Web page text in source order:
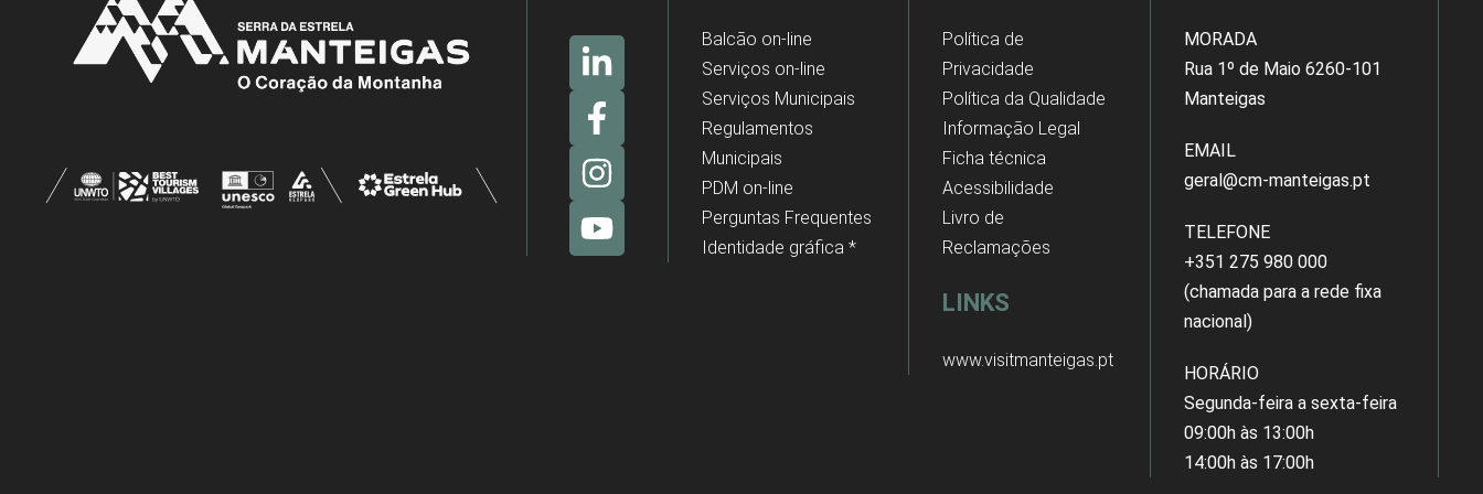
Balcão on-line
Serviços on-line
Serviços Municipais
Regulamentos
Municipais
PDM on-line
Perguntas Frequentes
Identidade gráfica *
Política de
Privacidade
Política da Qualidade
Informação Legal
Ficha técnica
Acessibilidade
Livro de
Reclamações
LINKS
www.visitmanteigas.pt
MORADA
Rua 1º de Maio 6260-101
Manteigas
EMAIL
geral@cm-manteigas.pt
TELEFONE
+351 275 980 000
(chamada para a rede fixa
nacional)
HORÁRIO
Segunda-feira a sexta-feira
09:00h às 13:00h
14:00h às 17:00h